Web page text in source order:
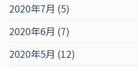
2020年7月 (5)
2020年6月 (7)
2020年5月 (12)